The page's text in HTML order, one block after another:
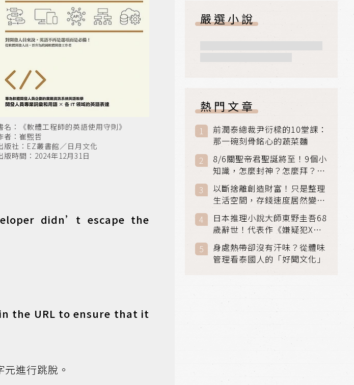
名：《軟體工程師的英語使用守則》
者：崔煕哲
版社：EZ叢書館／日月文化
版時間：2024年12月31日
didn’t escape the
the URL to ensure that it
進行跳脫。
嚴選小說
熱門文章
前潤泰總裁尹衍樑的10堂課：
那一碗刻骨銘心的蔬菜麵
8/6關聖帝君聖誕將至！9個小
知識，怎麼封神？怎麼拜？該
拜哪個關帝？
以斷捨離創造財富！只是整理
生活空間，存錢速度居然變快
日本推理小說大師東野圭吾68
歲辭世！代表作《嫌疑犯X的
獻身》《解憂雜貨店》獲獎無
數
身處熱帶卻沒有汗味？從體味
管理看泰國人的「好聞文化」